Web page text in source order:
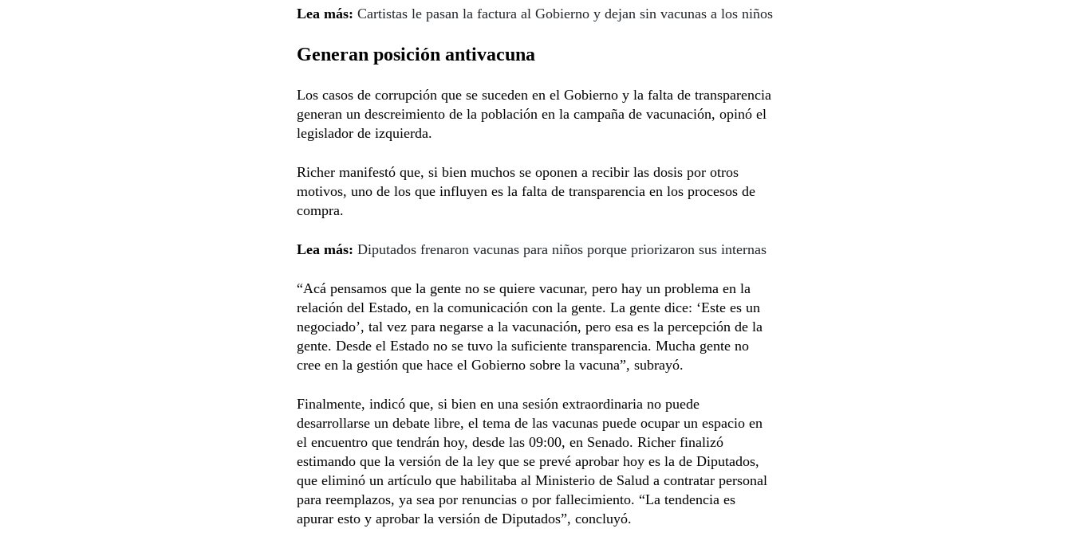
Lea más: Cartistas le pasan la factura al Gobierno y dejan sin vacunas a los niños
Generan posición antivacuna
Los casos de corrupción que se suceden en el Gobierno y la falta de transparencia
generan un descreimiento de la población en la campaña de vacunación, opinó el
legislador de izquierda.
Richer manifestó que, si bien muchos se oponen a recibir las dosis por otros
motivos, uno de los que influyen es la falta de transparencia en los procesos de
compra.
Lea más: Diputados frenaron vacunas para niños porque priorizaron sus internas
“Acá pensamos que la gente no se quiere vacunar, pero hay un problema en la
relación del Estado, en la comunicación con la gente. La gente dice: ‘Este es un
negociado’, tal vez para negarse a la vacunación, pero esa es la percepción de la
gente. Desde el Estado no se tuvo la suficiente transparencia. Mucha gente no
cree en la gestión que hace el Gobierno sobre la vacuna”, subrayó.
Finalmente, indicó que, si bien en una sesión extraordinaria no puede
desarrollarse un debate libre, el tema de las vacunas puede ocupar un espacio en
el encuentro que tendrán hoy, desde las 09:00, en Senado. Richer finalizó
estimando que la versión de la ley que se prevé aprobar hoy es la de Diputados,
que eliminó un artículo que habilitaba al Ministerio de Salud a contratar personal
para reemplazos, ya sea por renuncias o por fallecimiento. “La tendencia es
apurar esto y aprobar la versión de Diputados”, concluyó.